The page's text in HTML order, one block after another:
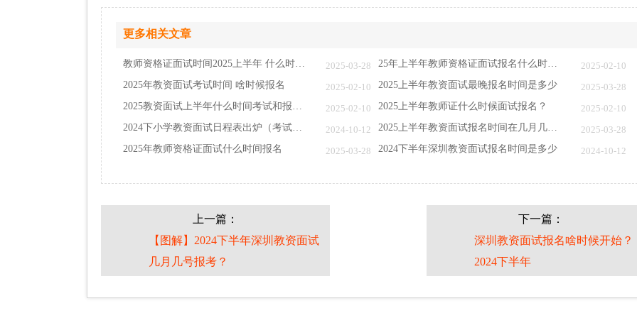
更多相关文章
2025-03-28
2025-02-10
2025年教资面试考试时间 啥时候报名
2025-02-10 2025上半年教资面试最晚报名时间是多少
2025-03-28
2025-02-10 2025上半年教师证什么时候面试报名？
2025-02-10
2024-10-12
2025-03-28
2025年教师资格证面试什么时间报名
2025-03-28 2024下半年深圳教资面试报名时间是多少 2024-10-12
上一篇：
【图解】2024下半年深圳教资面试
几月几号报考？
下一篇：
深圳教资面试报名啥时候开始？
2024下半年